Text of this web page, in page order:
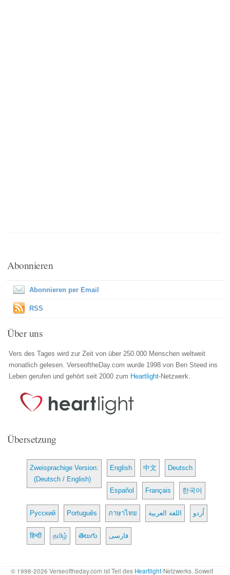
Abonnieren
Abonnieren per Email
RSS
Über uns
Vers des Tages wird zur Zeit von über 250.000 Menschen weltweit
monatlich gelesen. VerseoftheDay.com wurde 1998 von Ben Steed ins
Leben gerufen und gehört seit 2000 zum Heartlight-Netzwerk.
Übersetzung
Zweisprachige Version:
(Deutsch / English)
English 中文 Deutsch
Español Français 한국어
Русский Português ภาษาไทย اللغة العربية اُردو
हिन्दी தமிழ் తెలుగు فارسی
© 1998-2026 Verseoftheday.com ist Teil des Heartlight-Netzwerks. Soweit